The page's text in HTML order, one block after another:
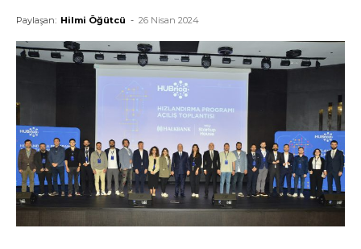
Paylaşan: Hilmi Öğütcü - 26 Nisan 2024